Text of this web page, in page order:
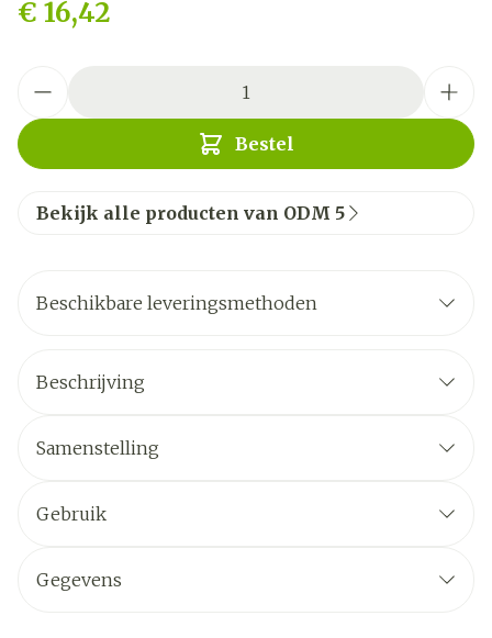
€ 16,42
Bestel
Bekijk alle producten van ODM 5
Beschikbare leveringsmethoden
Beschrijving
Samenstelling
Gebruik
Gegevens